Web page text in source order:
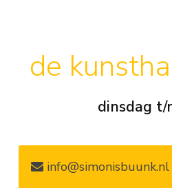
de
dinsdag
info@simonisbuunk.nl